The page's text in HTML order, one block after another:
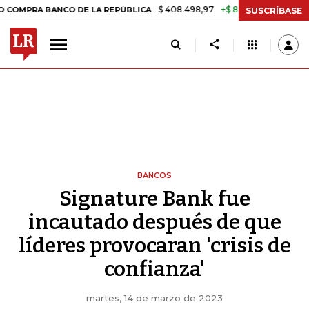
DE LA REPÚBLICA $ 408.498,97 +$ 8.753,81 +2,19% TASA
SUSCRÍBASE
BANCOS
Signature Bank fue
incautado después de que
líderes provocaran 'crisis de
confianza'
martes, 14 de marzo de 2023